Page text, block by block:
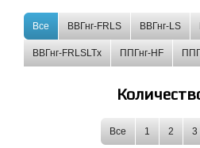
Все ВВГнг-FRLS ВВГнг-LS
ВВГнг-FRLSLTx ППГнг-HF
Все 1 2 3